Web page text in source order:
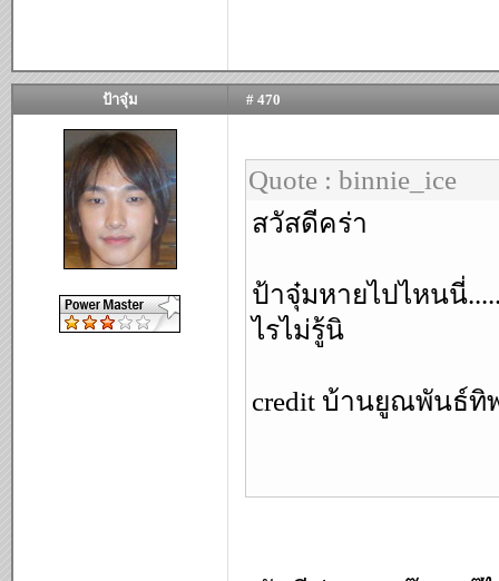
ป้าจุ๋ม # 470
Quote : binnie_ice
สวัสดีคร่า
ป้าจุ๋มหายไปไหนนี่
ไรไม่รู้นิ
credit บ้านยูณพันธ์